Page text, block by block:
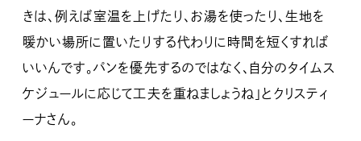
きは、例えば室温を上げたり、お湯を使ったり、生地を
暖かい場所に置いたりする代わりに時間を短くすれば
いいんです。パンを優先するのではなく、自分のタイムス
ケジュールに応じて工夫を重ねましょうね」とクリスティ
ーナさん。